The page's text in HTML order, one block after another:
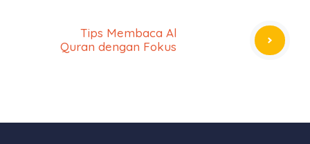
Tips Membaca Al
Quran dengan Fokus